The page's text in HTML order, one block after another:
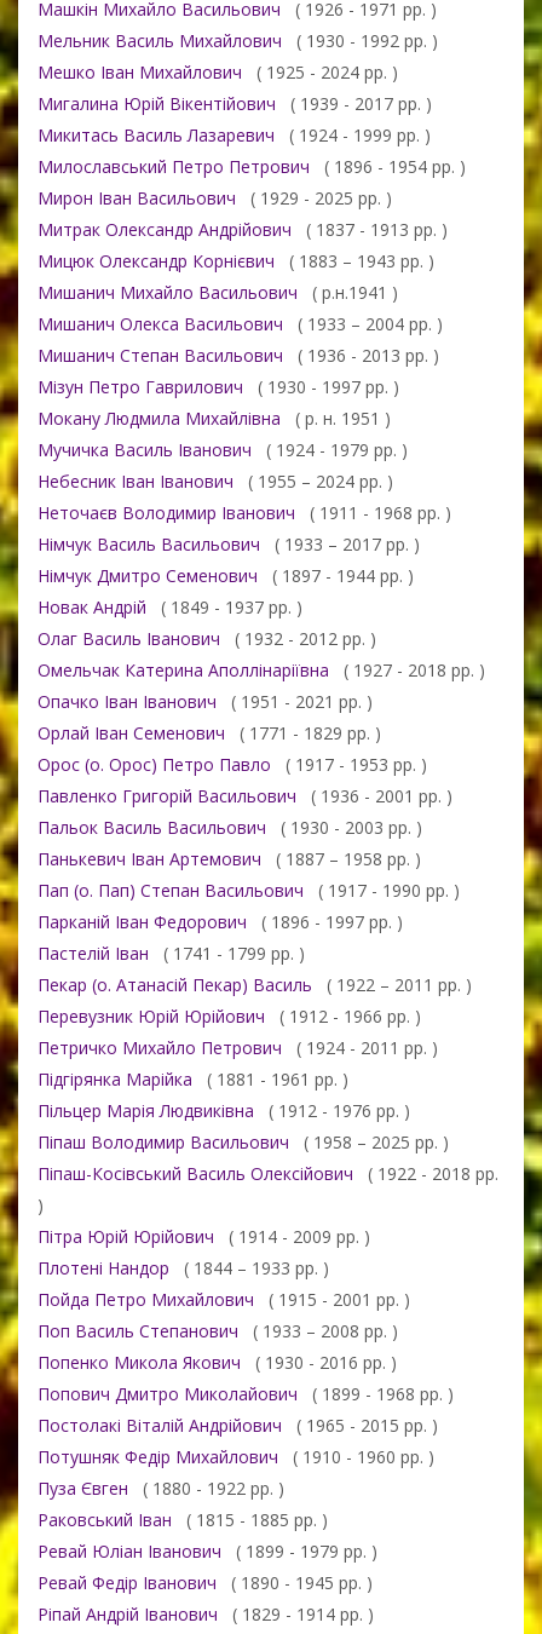
Машкін Михайло Васильович ( 1926 - 1971 рр. )
Мельник Василь Михайлович ( 1930 - 1992 рр. )
Мешко Іван Михайлович ( 1925 - 2024 рр. )
Мигалина Юрій Вікентійович ( 1939 - 2017 рр. )
Микитась Василь Лазаревич ( 1924 - 1999 рр. )
Милославський Петро Петрович ( 1896 - 1954 рр. )
Мирон Іван Васильович ( 1929 - 2025 рр. )
Митрак Олександр Андрійович ( 1837 - 1913 рр. )
Мицюк Олександр Корнієвич ( 1883 – 1943 рр. )
Мишанич Михайло Васильович ( р.н.1941 )
Мишанич Олекса Васильович ( 1933 – 2004 рр. )
Мишанич Степан Васильович ( 1936 - 2013 рр. )
Мізун Петро Гаврилович ( 1930 - 1997 рр. )
Мокану Людмила Михайлівна ( р. н. 1951 )
Мучичка Василь Іванович ( 1924 - 1979 рр. )
Небесник Іван Іванович ( 1955 – 2024 рр. )
Неточаєв Володимир Іванович ( 1911 - 1968 рр. )
Німчук Василь Васильович ( 1933 – 2017 рр. )
Німчук Дмитро Семенович ( 1897 - 1944 рр. )
Новак Андрій
( 1849 - 1937 рр. )
Олаг Василь Іванович ( 1932 - 2012 рр. )
Омельчак Катерина Аполлінаріївна ( 1927 - 2018 рр. )
Опачко Іван Іванович ( 1951 - 2021 рр. )
Орлай Іван Семенович ( 1771 - 1829 рр. )
Орос (о. Орос) Петро Павло
( 1917 - 1953 рр. )
Павленко Григорій Васильович ( 1936 - 2001 рр. )
Пальок Василь Васильович ( 1930 - 2003 рр. )
Панькевич Іван Артемович ( 1887 – 1958 рр. )
Пап (о. Пап) Степан Васильович ( 1917 - 1990 рр. )
Парканій Іван Федорович ( 1896 - 1997 рр. )
Пастелій Іван
( 1741 - 1799 рр. )
Пекар (о. Атанасій Пекар) Василь
( 1922 – 2011 рр. )
Перевузник Юрій Юрійович ( 1912 - 1966 рр. )
Петричко Михайло Петрович ( 1924 - 2011 рр. )
Підгірянка Марійка
( 1881 - 1961 рр. )
Пільцер Марія Людвиківна ( 1912 - 1976 рр. )
Піпаш Володимир Васильович ( 1958 – 2025 рр. )
Піпаш-Косівський Василь Олексійович ( 1922 - 2018 рр.
)
Пітра Юрій Юрійович ( 1914 - 2009 рр. )
Плотені Нандор
( 1844 – 1933 рр. )
Пойда Петро Михайлович ( 1915 - 2001 рр. )
Поп Василь Степанович ( 1933 – 2008 рр. )
Попенко Микола Якович ( 1930 - 2016 рр. )
Попович Дмитро Миколайович ( 1899 - 1968 рр. )
Постолакі Віталій Андрійович ( 1965 - 2015 рр. )
Потушняк Федір Михайлович ( 1910 - 1960 рр. )
Пуза Євген
( 1880 - 1922 рр. )
Раковський Іван
( 1815 - 1885 рр. )
Ревай Юліан Іванович ( 1899 - 1979 рр. )
Ревай Федір Іванович ( 1890 - 1945 рр. )
Ріпай Андрій Іванович ( 1829 - 1914 рр. )